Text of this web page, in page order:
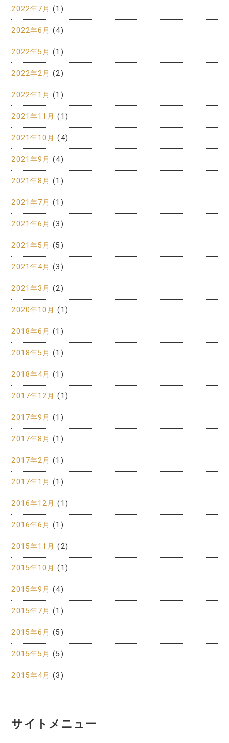
2022年7月 (1)
2022年6月 (4)
2022年5月 (1)
2022年2月 (2)
2022年1月 (1)
2021年11月 (1)
2021年10月 (4)
2021年9月 (4)
2021年8月 (1)
2021年7月 (1)
2021年6月 (3)
2021年5月 (5)
2021年4月 (3)
2021年3月 (2)
2020年10月 (1)
2018年6月 (1)
2018年5月 (1)
2018年4月 (1)
2017年12月 (1)
2017年9月 (1)
2017年8月 (1)
2017年2月 (1)
2017年1月 (1)
2016年12月 (1)
2016年6月 (1)
2015年11月 (2)
2015年10月 (1)
2015年9月 (4)
2015年7月 (1)
2015年6月 (5)
2015年5月 (5)
2015年4月 (3)
サイトメニュー